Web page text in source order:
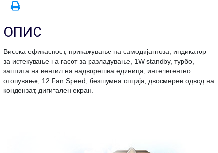
ОПИС
Висока ефикасност, прикажување на самодијагноза, индикатор
за истекување на гасот за разладување, 1W standby, турбо,
заштита на вентил на надворешна единица, интелегентно
отопување, 12 Fan Speed, безшумна опција, двосмерен одвод на
кондензат, дигитален екран.